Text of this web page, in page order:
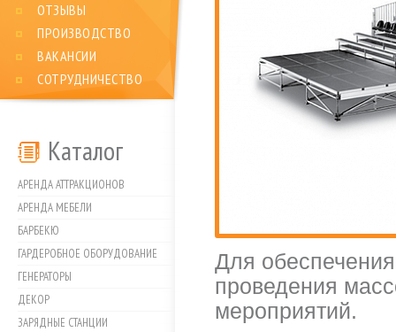
ОТЗЫВЫ
ПРОИЗВОДСТВО
ВАКАНСИИ
СОТРУДНИЧЕСТВО
Каталог
АРЕНДА АТТРАКЦИОНОВ
АРЕНДА МЕБЕЛИ
БАРБЕКЮ
ГАРДЕРОБНОЕ ОБОРУДОВАНИЕ
ГЕНЕРАТОРЫ
ДЕКОР
ЗАРЯДНЫЕ СТАНЦИИ
Для
проведения
мероприятий.